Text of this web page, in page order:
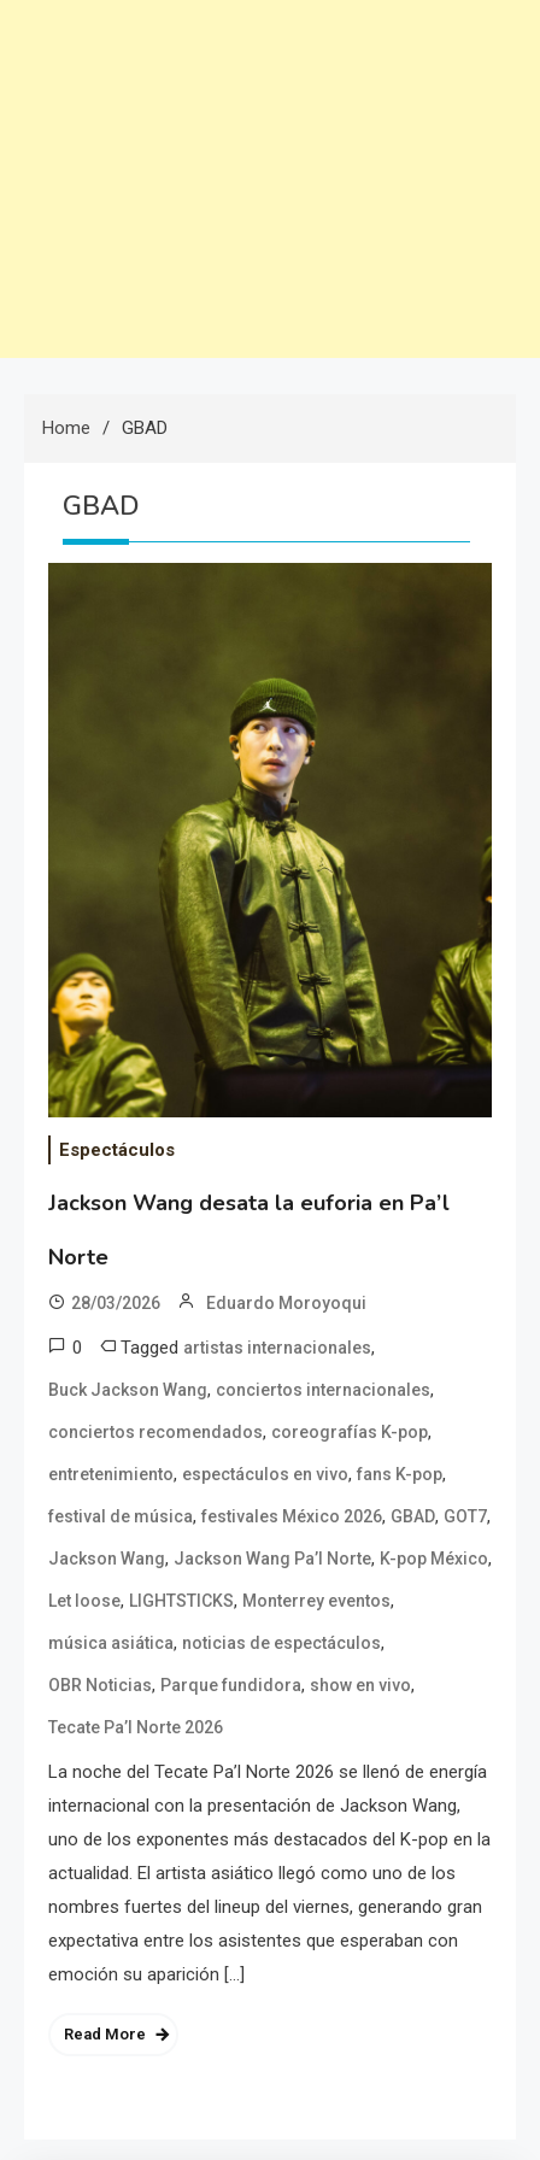
Home GBAD
GBAD
Espectáculos
Jackson Wang desata la euforia en Pa’l
Norte
28/03/2026 Eduardo Moroyoqui
0 Tagged artistas internacionales,
Buck Jackson Wang, conciertos internacionales,
conciertos recomendados, coreografías K-pop,
entretenimiento, espectáculos en vivo, fans K-pop,
festival de música, festivales México 2026, GBAD, GOT7,
Jackson Wang, Jackson Wang Pa’l Norte, K-pop México,
Let loose, LIGHTSTICKS, Monterrey eventos,
música asiática, noticias de espectáculos,
OBR Noticias, Parque fundidora, show en vivo,
Tecate Pa’l Norte 2026
La noche del Tecate Pa’l Norte 2026 se llenó de energía
internacional con la presentación de Jackson Wang,
uno de los exponentes más destacados del K-pop en la
actualidad. El artista asiático llegó como uno de los
nombres fuertes del lineup del viernes, generando gran
expectativa entre los asistentes que esperaban con
emoción su aparición […]
Read More